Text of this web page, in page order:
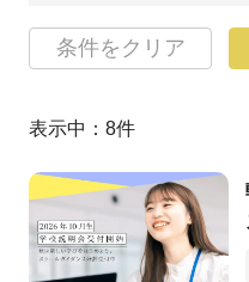
条件をクリア
表示中： 8件